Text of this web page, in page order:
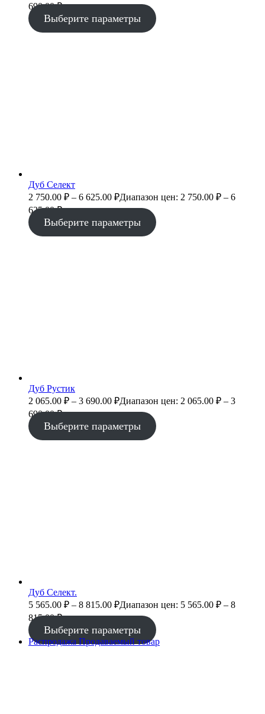
690.00 ₽
Выберите параметры
Дуб Селект
2 750.00 ₽ – 6 625.00 ₽Диапазон цен: 2 750.00 ₽ – 6
625.00 ₽
Выберите параметры
Дуб Рустик
2 065.00 ₽ – 3 690.00 ₽Диапазон цен: 2 065.00 ₽ – 3
690.00 ₽
Выберите параметры
Дуб Селект.
5 565.00 ₽ – 8 815.00 ₽Диапазон цен: 5 565.00 ₽ – 8
815.00 ₽
Выберите параметры
Распродажа Продаваемый товар